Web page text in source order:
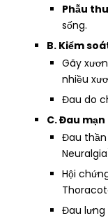
Phẫu
sống.
B. Kiểm
Gãy
nhiều
Đau do
C. Đau
Đau
Hội
Đau